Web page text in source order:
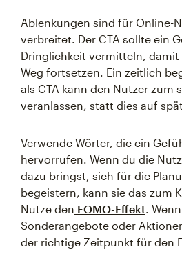
Ablenkungen sind für Online-
verbreitet. Der CTA sollte ein
Dringlichkeit vermitteln, damit
Weg fortsetzen. Ein zeitlich
als CTA kann den Nutzer zum
veranlassen, statt dies auf
Verwende Wörter, die ein
hervorrufen. Wenn du die
dazu bringst, sich für die
begeistern, kann sie das zum
Nutze den FOMO-Effekt.
Sonderangebote oder
der richtige Zeitpunkt für den